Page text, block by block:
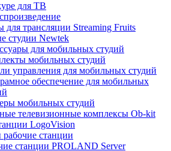
для ТВ
для трансляции Streaming Fruits
студии Newtek
для мобильных студий
мобильных студий
управления для мобильных студий
обеспечение для мобильных
мобильных студий
телевизионные комплексы Ob-kit
LogoVision
станции
станции PROLAND Server